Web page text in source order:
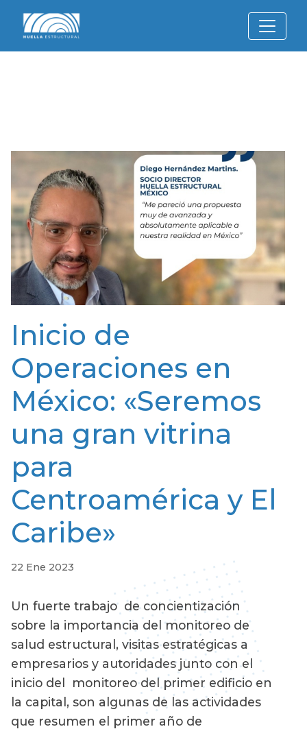
Inicio de
Operaciones en
México: «Seremos
una gran vitrina
para
Centroamérica y El
Caribe»
22 Ene 2023
Un fuerte trabajo de concientización
sobre la importancia del monitoreo de
salud estructural, visitas estratégicas a
empresarios y autoridades junto con el
inicio del monitoreo del primer edificio en
la capital, son algunas de las actividades
que resumen el primer año de